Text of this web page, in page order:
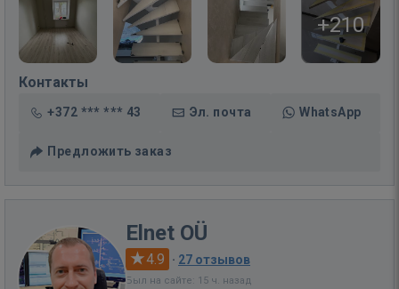
+210
Контакты
+372 *** *** 43 Эл. почта WhatsApp
Предложить заказ
Elnet OÜ
4.9 · 27 отзывов
Был на сайте: 15 ч. назад